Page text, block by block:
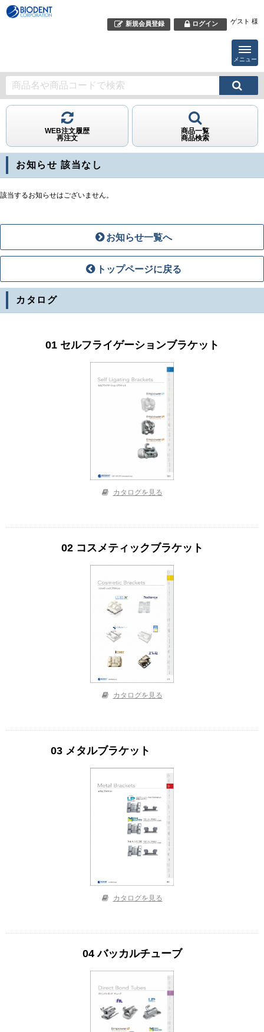
新規会員登録 ログイン ゲスト 様
メニュー
WEB注文履歴
再注文
商品一覧
商品検索
お知らせ 該当なし
該当するお知らせはございません。
お知らせ一覧へ
トップページに戻る
カタログ
01 セルフライゲーションブラケット
カタログを見る
02 コスメティックブラケット
カタログを見る
03 メタルブラケット
カタログを見る
04 バッカルチューブ